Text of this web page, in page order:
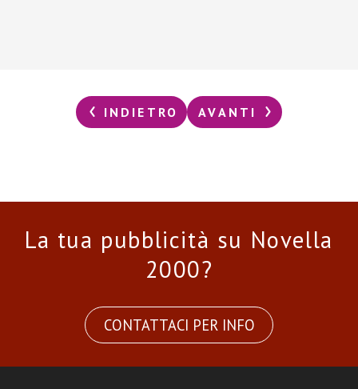
INDIETRO AVANTI
La tua pubblicità su Novella
2000?
CONTATTACI PER INFO